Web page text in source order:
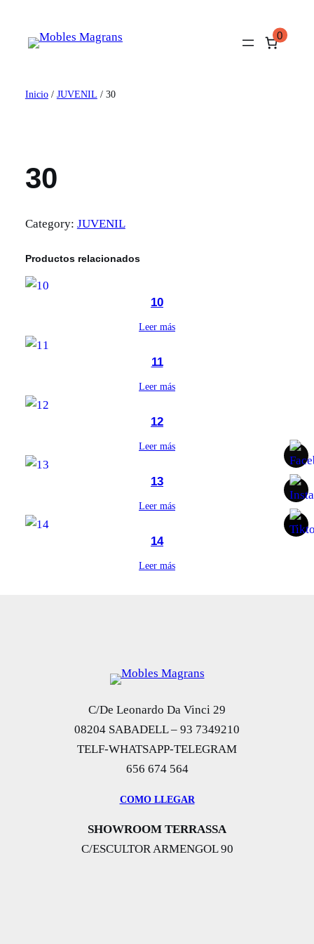
contenido
0
Inicio/ JUVENIL / 30
30
Category: JUVENIL
Productos relacionados
10
Leer más
11
Leer más
12
Leer más
13
Leer más
14
Leer más
C/De Leonardo Da Vinci 29
08204 SABADELL – 93 7349210
TELF-WHATSAPP-TELEGRAM
656 674 564
COMO LLEGAR
SHOWROOM TERRASSA
C/ESCULTOR ARMENGOL 90